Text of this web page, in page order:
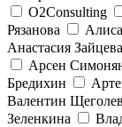
O2Consulting
Рязанова
Анастасия Зайцева
Арсен
Бредихин
Валентин Щеголев
Зеленкина